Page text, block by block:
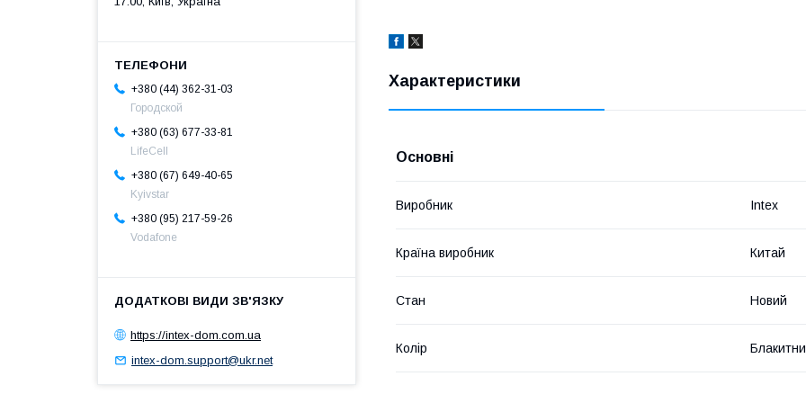
Характеристики
Основні
Виробник Intex
Країна виробник Китай
Стан Новий
Колір
+380 (44) 362-31-03
Городской
+380 (63) 677-33-81
LifeCell
+380 (67) 649-40-65
Kyivstar
+380 (95) 217-59-26
Vodafone
https://intex-dom.com.ua
intex-dom.support@ukr.net